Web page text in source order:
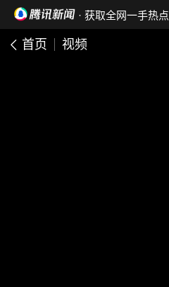
· 获取全网一手热点
首页 视频